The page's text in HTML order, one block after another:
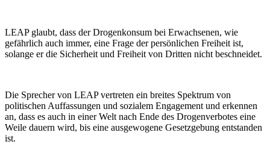
LEAP glaubt, dass der Drogenkonsum bei Erwachsenen, wie
gefährlich auch immer, eine Frage der persönlichen Freiheit ist,
solange er die Sicherheit und Freiheit von Dritten nicht beschneidet.
Die Sprecher von LEAP vertreten ein breites Spektrum von
politischen Auffassungen und sozialem Engagement und erkennen
an, dass es auch in einer Welt nach Ende des Drogenverbotes eine
Weile dauern wird, bis eine ausgewogene Gesetzgebung entstanden
ist.